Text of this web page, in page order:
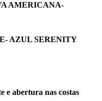
AMERICANA-
AZUL SERENITY
e abertura nas costas